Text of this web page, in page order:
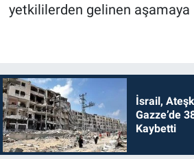
yetkililerden gelinen aşamaya
İsrail,
Gazze’de
Kaybetti